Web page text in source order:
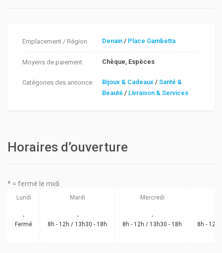
Emplacement / Région Denain / Place Gambetta
Moyens de paiement Chèque, Espèces
Catégories des annonce Bijoux & Cadeaux /Santé &
Beauté / Livraison & Services
Horaires d’ouverture
* = fermé le midi
Lundi Mardi Mercredi
-
Fermé
-
8h - 12h / 13h30 - 18h
-
8h - 12h / 13h30 - 18h
8h - 12h